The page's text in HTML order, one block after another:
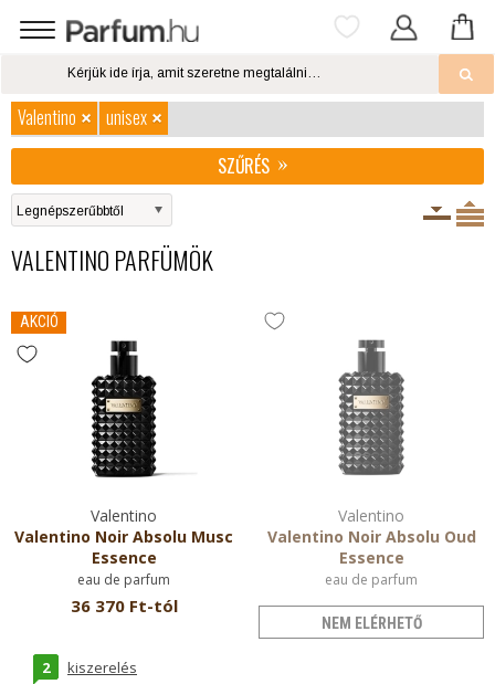
Valentino
unisex
SZŰRÉS
VALENTINO PARFÜMÖK
AKCIÓ
Valentino
Valentino Noir Absolu Musc
Essence
eau de parfum
36 370 Ft-tól
2 kiszerelés
Valentino
Valentino Noir Absolu Oud
Essence
eau de parfum
NEM ELÉRHETŐ